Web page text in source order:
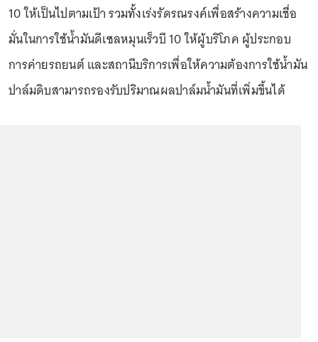
10 ให้เป็นไปตามเป้า รวมทั้งเร่งรัดรณรงค์เพื่อสร้างความเชื่อ
มั่นในการใช้น้ำมันดีเซลหมุนเร็วบี 10 ให้ผู้บริโภค ผู้ประกอบ
การค่ายรถยนต์ และสถานีบริการเพื่อให้ความต้องการใช้น้ำมัน
ปาล์มดิบสามารถรองรับปริมาณผลปาล์มน้ำมันที่เพิ่มขึ้นได้